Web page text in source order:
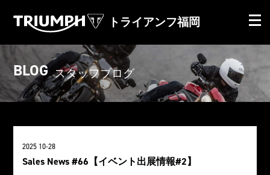
トライアンフ福岡
BLOG スタッフブログ
2025 10-28
Sales News #66【イベント出展情報#2】